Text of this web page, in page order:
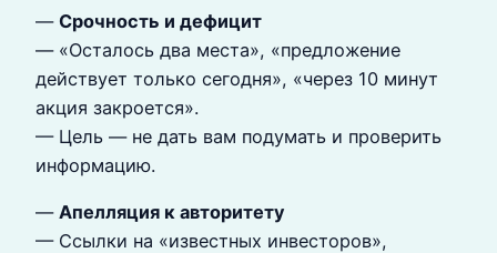
— Срочность и дефицит
— «Осталось два места», «предложение
действует только сегодня», «через 10 минут
акция закроется».
— Цель — не дать вам подумать и проверить
информацию.
— Апелляция к авторитету
— Ссылки на «известных инвесторов»,